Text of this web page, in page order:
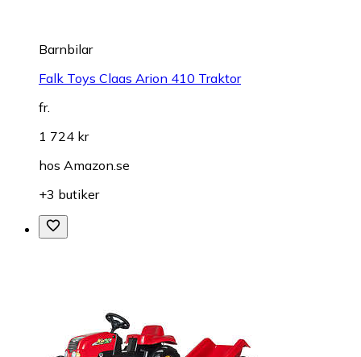
Barnbilar
Falk Toys Claas Arion 410 Traktor
fr.
1 724 kr
hos Amazon.se
+3 butiker